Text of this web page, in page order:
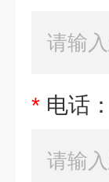
* 电话：